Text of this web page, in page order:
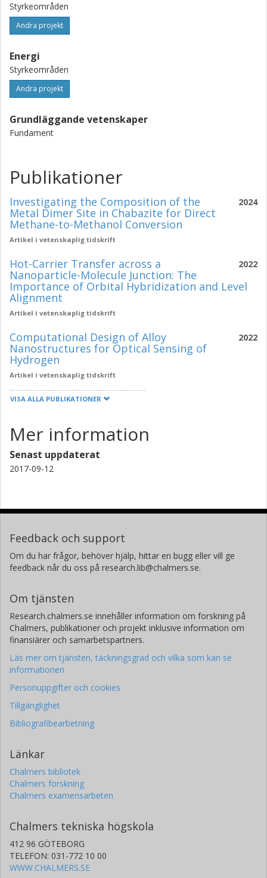
Styrkeområden
Andra projekt
Energi
Styrkeområden
Andra projekt
Grundläggande vetenskaper
Fundament
Publikationer
2024
Investigating the Composition of the
Metal Dimer Site in Chabazite for Direct
Methane-to-Methanol Conversion
Artikel i vetenskaplig tidskrift
2022
Hot-Carrier Transfer across a
Nanoparticle-Molecule Junction: The
Importance of Orbital Hybridization and Level
Alignment
Artikel i vetenskaplig tidskrift
2022
Computational Design of Alloy
Nanostructures for Optical Sensing of
Hydrogen
Artikel i vetenskaplig tidskrift
VISA ALLA PUBLIKATIONER
Mer information
Senast uppdaterat
2017-09-12
Feedback och support
Om du har frågor, behöver hjälp, hittar en bugg eller vill ge
feedback når du oss på research.lib@chalmers.se.
Om tjänsten
Research.chalmers.se innehåller information om forskning på
Chalmers, publikationer och projekt inklusive information om
finansiärer och samarbetspartners.
Läs mer om tjänsten, täckningsgrad och vilka som kan se
informationen
Personuppgifter och cookies
Tillgänglighet
Bibliografibearbetning
Länkar
Chalmers bibliotek
Chalmers forskning
Chalmers examensarbeten
Chalmers tekniska högskola
412 96 GÖTEBORG
TELEFON: 031-772 10 00
WWW.CHALMERS.SE